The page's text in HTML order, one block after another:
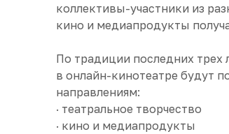
коллективы-участники из
кино и медиапродукты
По традиции последних трех
в онлайн-кинотеатре будут
направлениям:
· театральное творчество
· кино и медиапродукты